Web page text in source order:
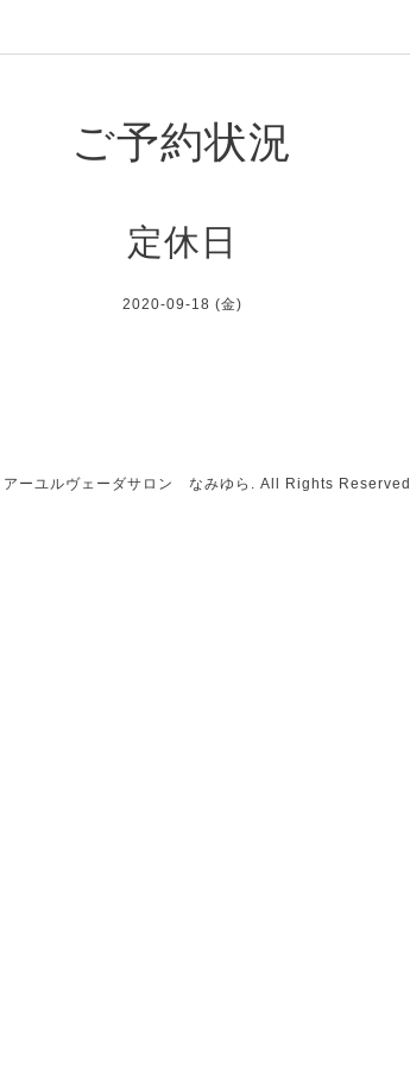
ご予約状況
定休日
2020-09-18 (金)
アーユルヴェーダサロン なみゆら . All Rights Reserved.